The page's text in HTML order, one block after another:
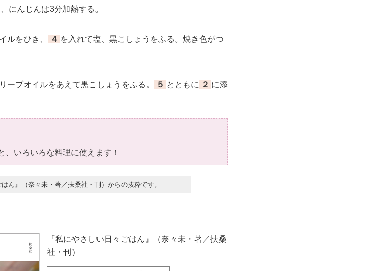
にんじんは3分加熱する。
ルをひき、 ４ を入れて塩、黒こしょうをふる。焼き色がつ
ブオイルをあえて黒こしょうをふる。 ５ とともに ２ に添
いろいろな料理に使えます！
ん』（奈々未・著／扶桑社・刊）からの抜粋です。
『私にやさしい日々ごはん』（奈々未・著／扶桑
社・刊）